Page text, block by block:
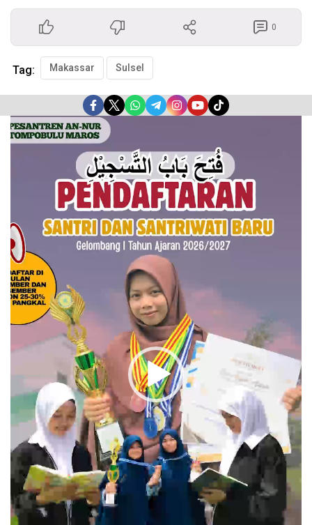
0
Tag: Makassar Sulsel
Pemutar
Video